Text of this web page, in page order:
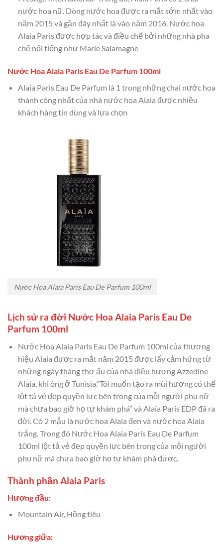
nước hoa nữ. Dòng nước hoa được ra mắt sớm nhất vào
năm 2015 và gần đây nhất là vào năm 2016. Nước hoa
Alaia Paris được hợp tác và điều chế bởi những nhà pha
chế nổi tiếng như Marie Salamagne
Nước Hoa Alaia Paris Eau De Parfum 100ml
Alaia Paris Eau De Parfum là 1 trong những chai nước hoa
thành công nhất của nhà nước hoa Alaia được nhiều
khách hàng tin dùng và lựa chọn
Nước Hoa Alaia Paris Eau De Parfum 100ml
Lịch sử ra đời Nước Hoa Alaia Paris Eau De
Parfum 100ml
Nước Hoa Alaia Paris Eau De Parfum 100ml của thương
hiệu Alaia được ra mắt năm 2015 được lấy cảm hứng từ
những ngày tháng thơ ấu của nhà điều hương Azzedine
Alaia, khi ông ở Tunisia.“Tôi muốn tạo ra mùi hương có thể
lột tả vẻ đẹp quyền lực bên trong của mỗi người phụ nữ
mà chưa bao giờ họ tự khám phá” và Alaia Paris EDP đã ra
đời. Có 2 mẫu là nước hoa Alaia đen và nước hoa Alaia
trắng. Trong đó Nước Hoa Alaia Paris Eau De Parfum
100ml lột tả vẻ đẹp quyền lực bên trong của mỗi người
phụ nữ mà chưa bao giờ họ tự khám phá được.
Thành phần Alaia Paris
Hương đầu:
Mountain Air, Hồng tiêu
Hương giữa: